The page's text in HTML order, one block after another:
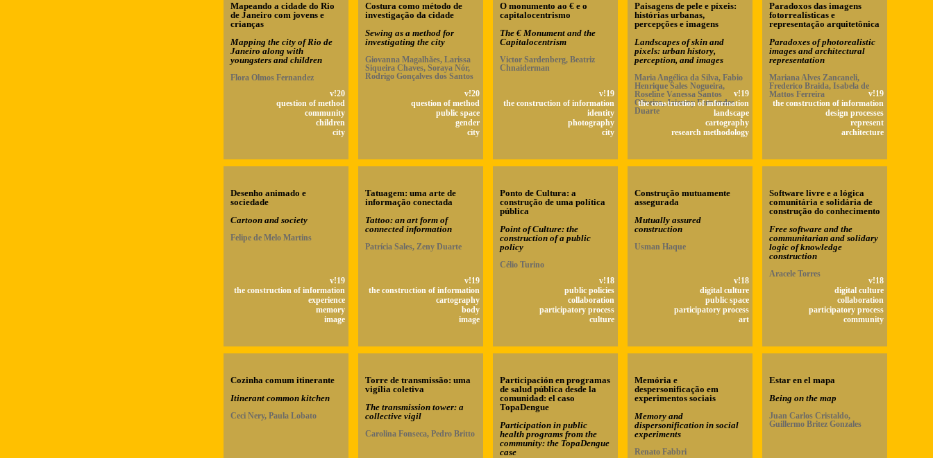
Mapeando a cidade do Rio
de Janeiro com jovens e
crianças
Mapping the city of Rio de
Janeiro along with
youngsters and children
Flora Olmos Fernandez
v!20
question of method
community
children
city
Costura como método de
investigação da cidade
Sewing as a method for
investigating the city
Giovanna Magalhães, Larissa
Siqueira Chaves, Soraya Nór,
Rodrigo Gonçalves dos Santos
v!20
question of method
public space
gender
city
O monumento ao € e o
capitalocentrismo
The € Monument and the
Capitalocentrism
Victor Sardenberg, Beatriz
Chnaiderman
v!19
the construction of information
identity
photography
city
Paisagens de pele e píxeis:
histórias urbanas,
percepções e imagens
Landscapes of skin and
pixels: urban history,
perception, and images
Maria Angélica da Silva, Fabio
Henrique Sales Nogueira,
Roseline Vanessa Santos
Oliveira, Jaianny Fernandes
Duarte
v!19
the construction of information
landscape
cartography
research methodology
Paradoxos das imagens
fotorrealísticas e
representação arquitetônica
Paradoxes of photorealistic
images and architectural
representation
Mariana Alves Zancaneli,
Frederico Braida, Isabela de
Mattos Ferreira
v!19
the construction of information
design processes
represent
architecture
Desenho animado e
sociedade
Cartoon and society
Felipe de Melo Martins
v!19
the construction of information
experience
memory
image
Tatuagem: uma arte de
informação conectada
Tattoo: an art form of
connected information
Patrícia Sales, Zeny Duarte
v!19
the construction of information
cartography
body
image
Ponto de Cultura: a
construção de uma política
pública
Point of Culture: the
construction of a public
policy
Célio Turino
v!18
public policies
collaboration
participatory process
culture
Construção mutuamente
assegurada
Mutually assured
construction
Usman Haque
v!18
digital culture
public space
participatory process
art
Software livre e a lógica
comunitária e solidária de
construção do conhecimento
Free software and the
communitarian and solidary
logic of knowledge
construction
Aracele Torres
v!18
digital culture
collaboration
participatory process
community
Cozinha comum itinerante
Itinerant common kitchen
Ceci Nery, Paula Lobato
Torre de transmissão: uma
vigília coletiva
The transmission tower: a
collective vigil
Carolina Fonseca, Pedro Britto
Participación en programas
de salud pública desde la
comunidad: el caso
TopaDengue
Participation in public
health programs from the
community: the TopaDengue
case
Memória e
despersonificação em
experimentos sociais
Memory and
dispersonification in social
experiments
Renato Fabbri
Estar en el mapa
Being on the map
Juan Carlos Cristaldo,
Guillermo Britez Gonzales